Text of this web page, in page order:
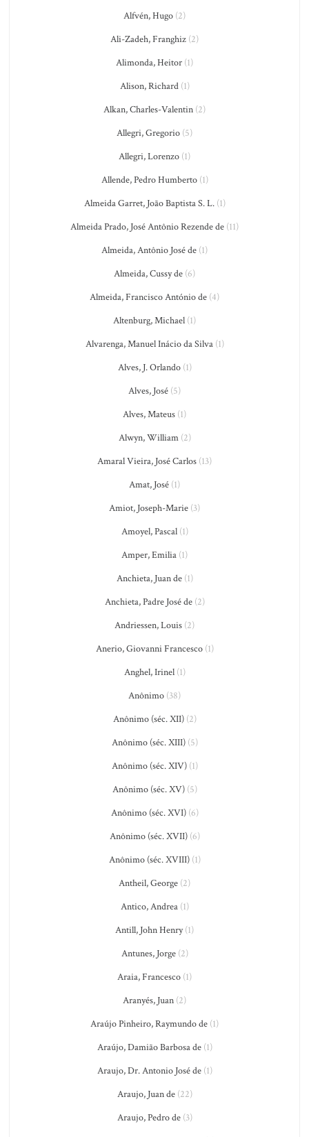
Alfvén, Hugo (2)
Ali-Zadeh, Franghiz (2)
Alimonda, Heitor (1)
Alison, Richard(1)
Alkan, Charles-Valentin (2)
Allegri, Gregorio (5)
Allegri, Lorenzo (1)
Allende, Pedro Humberto(1)
Almeida Garret, João Baptista S. L.(1)
Almeida Prado, José Antônio Rezende de (11)
Almeida, Antônio José de (1)
Almeida, Cussy de (6)
Almeida, Francisco António de (4)
Altenburg, Michael (1)
Alvarenga, Manuel Inácio da Silva(1)
Alves, J. Orlando(1)
Alves, José (5)
Alves, Mateus (1)
Alwyn, William(2)
Amaral Vieira, José Carlos (13)
Amat, José (1)
Amiot, Joseph-Marie (3)
Amoyel, Pascal(1)
Amper, Emilia (1)
Anchieta, Juan de(1)
Anchieta, Padre José de(2)
Andriessen, Louis (2)
Anerio, Giovanni Francesco(1)
Anghel, Irinel(1)
Anônimo (38)
Anônimo (séc. XII)(2)
Anônimo (séc. XIII)(5)
Anônimo (séc. XIV)(1)
Anônimo (séc. XV)(5)
Anônimo (séc. XVI)(6)
Anônimo (séc. XVII)(6)
Anônimo (séc. XVIII)(1)
Antheil, George (2)
Antico, Andrea(1)
Antill, John Henry(1)
Antunes, Jorge(2)
Araia, Francesco (1)
Aranyés, Juan (2)
Araújo Pinheiro, Raymundo de (1)
Araújo, Damião Barbosa de(1)
Araujo, Dr. Antonio José de(1)
Araujo, Juan de(22)
Araujo, Pedro de(3)